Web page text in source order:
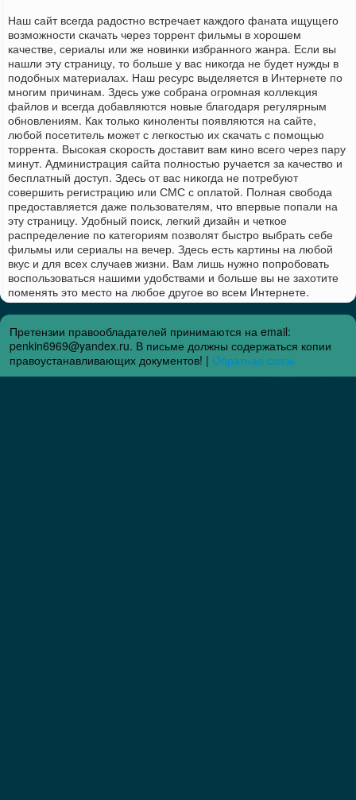
Наш сайт всегда радостно встречает каждого фаната ищущего
возможности скачать через торрент фильмы в хорошем
качестве, сериалы или же новинки избранного жанра. Если вы
нашли эту страницу, то больше у вас никогда не будет нужды в
подобных материалах. Наш ресурс выделяется в Интернете по
многим причинам. Здесь уже собрана огромная коллекция
файлов и всегда добавляются новые благодаря регулярным
обновлениям. Как только киноленты появляются на сайте,
любой посетитель может с легкостью их скачать с помощью
торрента. Высокая скорость доставит вам кино всего через пару
минут. Администрация сайта полностью ручается за качество и
бесплатный доступ. Здесь от вас никогда не потребуют
совершить регистрацию или СМС с оплатой. Полная свобода
предоставляется даже пользователям, что впервые попали на
эту страницу. Удобный поиск, легкий дизайн и четкое
распределение по категориям позволят быстро выбрать себе
фильмы или сериалы на вечер. Здесь есть картины на любой
вкус и для всех случаев жизни. Вам лишь нужно попробовать
воспользоваться нашими удобствами и больше вы не захотите
поменять это место на любое другое во всем Интернете.
Претензии правообладателей принимаются на email:
penkin6969@yandex.ru. В письме должны содержаться копии
правоустанавливающих документов! | Обратная связь